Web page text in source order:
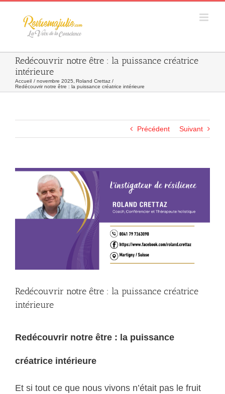
Skip
Redécouvrir notre être : la puissance créatrice
intérieure
Accueil novembre 2025 Roland Crettaz
Redécouvrir notre être : la puissance créatrice intérieure
Précédent Suivant
Agrandir
l&apos;image
Redécouvrir notre être : la puissance créatrice
intérieure
Redécouvrir notre être : la puissance
créatrice intérieure
Et si tout ce que nous vivons n’était pas le fruit